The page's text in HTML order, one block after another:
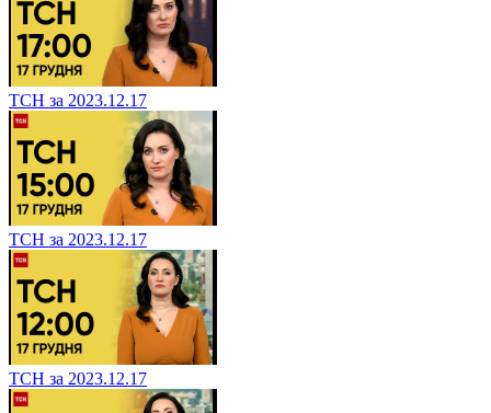
ТСН за 2023.12.17
ТСН за 2023.12.17
ТСН за 2023.12.17